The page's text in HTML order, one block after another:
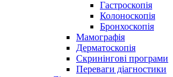
Гастроскопія
Колоноскопія
Бронхоскопія
Мамографія
Дерматоскопія
Скринінгові програми
Переваги діагностики